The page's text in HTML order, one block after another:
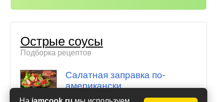
Острые соусы
Подборка рецептов
Салатная заправка по-
американски